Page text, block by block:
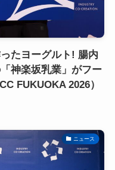
たヨーグルト! 腸内
神楽坂乳業」がフー
FUKUOKA 2026）
ニュース